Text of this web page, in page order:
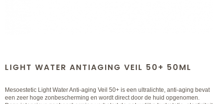
LIGHT WATER ANTIAGING VEIL 50+ 50ML
Mesoestetic Light Water Anti-aging Veil 50+ is een ultralichte, anti-aging bevat
een zeer hoge zonbescherming en wordt direct door de huid opgenomen.